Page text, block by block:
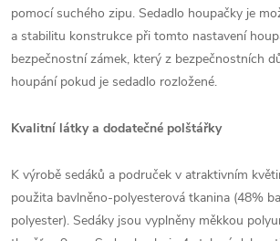
pomocí suchého zipu. Sedadlo houpačky je
a stabilitu konstrukce při tomto nastavení
bezpečnostní zámek, který z bezpečnostních
houpání pokud je sedadlo rozložené.
Kvalitní látky a dodatečné polštářky
K výrobě sedáků a područek v atraktivním
použita bavlněno-polyesterová tkanina (48%
polyester). Sedáky jsou vyplněny měkkou